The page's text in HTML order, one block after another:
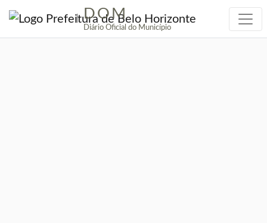
| DOM
Diário Oficial do Município